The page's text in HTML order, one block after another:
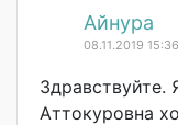
Айнура
08.11.2019 15:36
Здравствуйте.
Аттокуровна